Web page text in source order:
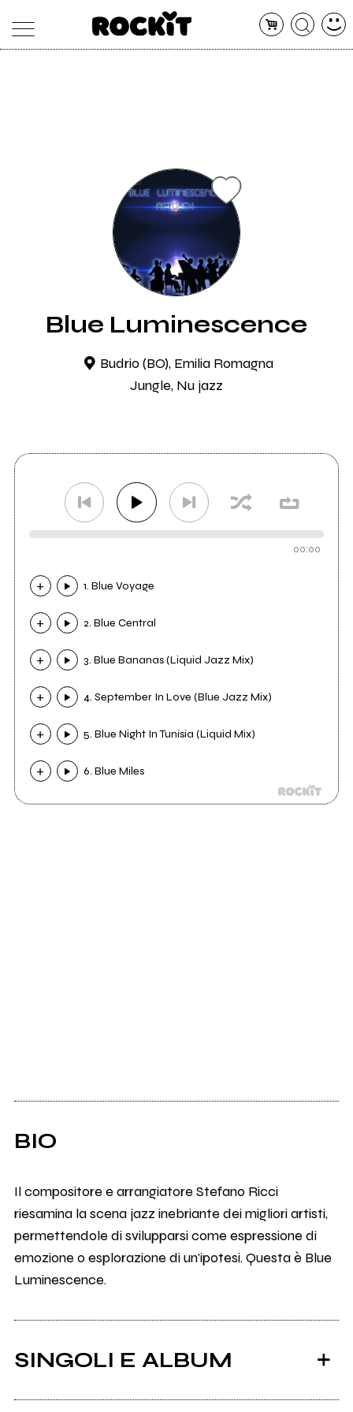
Blue Luminescence
Budrio (BO), Emilia Romagna
Jungle, Nu jazz
00:00
1. Blue Voyage
2. Blue Central
3. Blue Bananas (Liquid Jazz Mix)
4. September In Love (Blue Jazz Mix)
5. Blue Night In Tunisia (Liquid Mix)
6. Blue Miles
BIO
Il compositore e arrangiatore Stefano Ricci
riesamina la scena jazz inebriante dei migliori artisti,
permettendole di svilupparsi come espressione di
emozione o esplorazione di un'ipotesi. Questa è Blue
Luminescence.
SINGOLI E ALBUM